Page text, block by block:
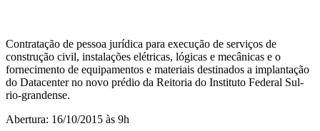
Contratação de pessoa jurídica para execução de serviços de
construção civil, instalações elétricas, lógicas e mecânicas e o
fornecimento de equipamentos e materiais destinados a implantação
do Datacenter no novo prédio da Reitoria do Instituto Federal Sul-
rio-grandense.
Abertura: 16/10/2015 às 9h